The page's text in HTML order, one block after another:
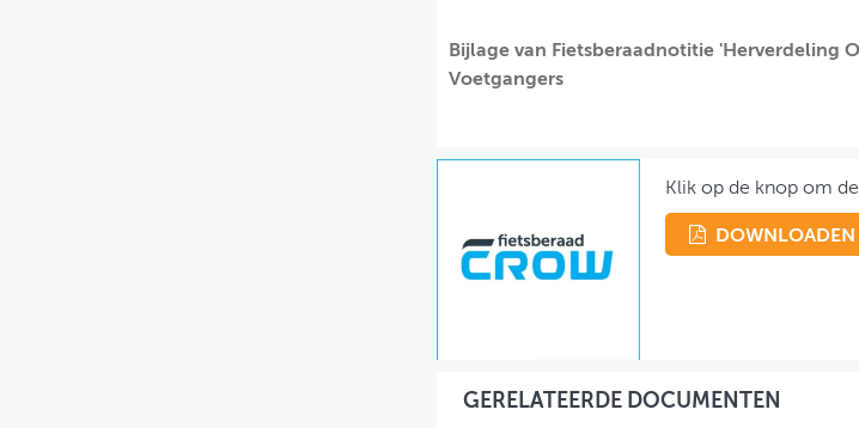
Bijlage van Fietsberaadnotitie 'Herverdeling
Voetgangers
Klik op de knop om
DOWNLOADEN
GERELATEERDE DOCUMENTEN